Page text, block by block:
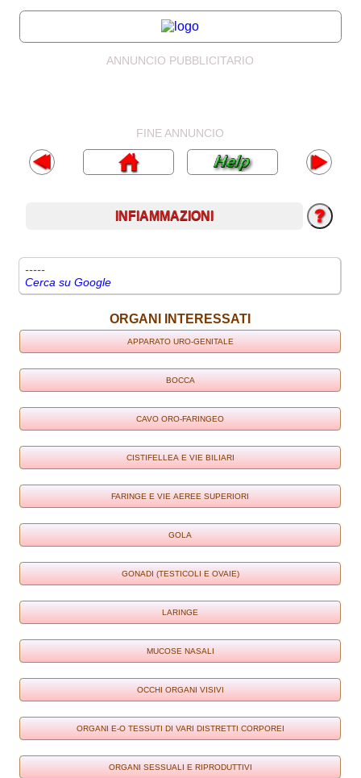
ANNUNCIO PUBBLICITARIO
FINE ANNUNCIO
INFIAMMAZIONI
-----
Cerca su Google
ORGANI INTERESSATI
APPARATO URO-GENITALE
BOCCA
CAVO ORO-FARINGEO
CISTIFELLEA E VIE BILIARI
FARINGE E VIE AEREE SUPERIORI
GOLA
GONADI (TESTICOLI E OVAIE)
LARINGE
MUCOSE NASALI
OCCHI ORGANI VISIVI
ORGANI E-O TESSUTI DI VARI DISTRETTI CORPOREI
ORGANI SESSUALI E RIPRODUTTIVI